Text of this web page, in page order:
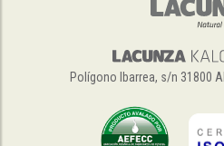
Polígono Ibarrea, s/n 31800